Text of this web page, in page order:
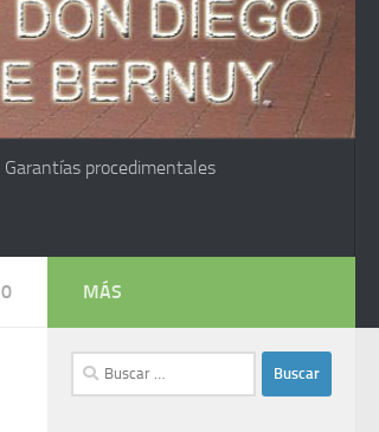
Garantías procedimentales
0 MÁS
Buscar: